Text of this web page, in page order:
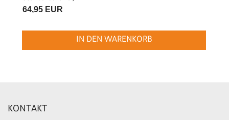
64,95 EUR
IN DEN WARENKORB
KONTAKT